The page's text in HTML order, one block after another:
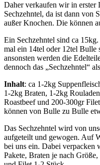
Daher verkaufen wir in
Sechzehntel, da ist dann von
außer Knochen. Die können
Ein Sechzehntel sind ca
mal ein 14tel oder 12tel Bulle
ansonsten werden die
dennoch das „Sechzehntel“
Inhalt: ca 1-2kg
1-2kg Braten, 1-2kg
Roastbeef und 200-300gr
können von Bulle zu Bulle
Das Sechzehntel wird von
aufgeteilt und gewogen. Auf
bei uns ein. Dabei verpacken
Pakete, Braten je nach